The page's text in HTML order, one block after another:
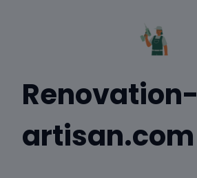
Renovation-
artisan.com